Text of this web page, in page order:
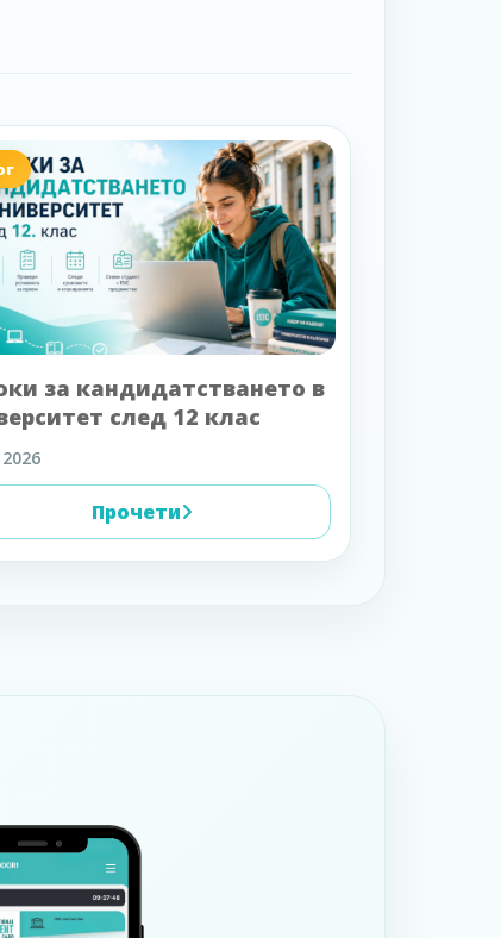
за кандидатстването в
след 12 клас
Прочети